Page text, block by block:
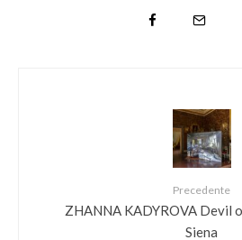
Precedente
ZHANNA KADYROVA Devil
Siena